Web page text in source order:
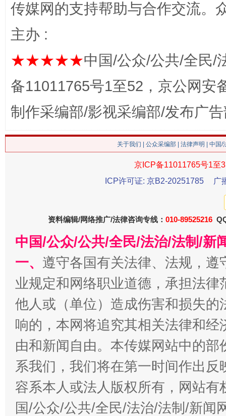
今
习近平的博鳌关键词
魏明
“刷贴”乱象丛生
生
传媒网的支持帮助与合作交流。
主办 :
★★★★★中国/公众/公共/全民/
备11011765号1至52，京公网安
制作采编部/影视采编部/发布广
关于我们 公众采编部 法律声明 | 中国
京ICP备11011765号1至
ICP许可证: 京B2-20251785
广
资料编辑/网络推广/法律咨询专线： 010-89525216
中国/公众/公共/全民/法治/法制/新
一、 遵守各国有关法律、法规，
业规定和网络职业道德，承担法
他人或（单位）造成伤害和损失
响的，本网将追究其相关法律和
由和新闻自由。本传媒网站中的
系我们，我们将在第一时间作出
容系本人或法人版权所有，网站
国/公众/公共/全民/法治/法制/新闻